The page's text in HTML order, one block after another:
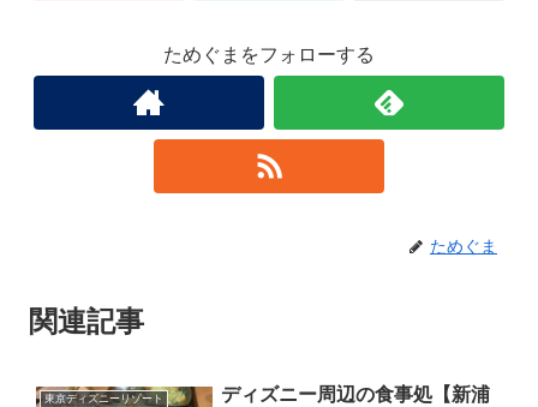
ためぐまをフォローする
ためぐま
関連記事
東京ディズニーリゾート
ディズニー周辺の食事処【新浦